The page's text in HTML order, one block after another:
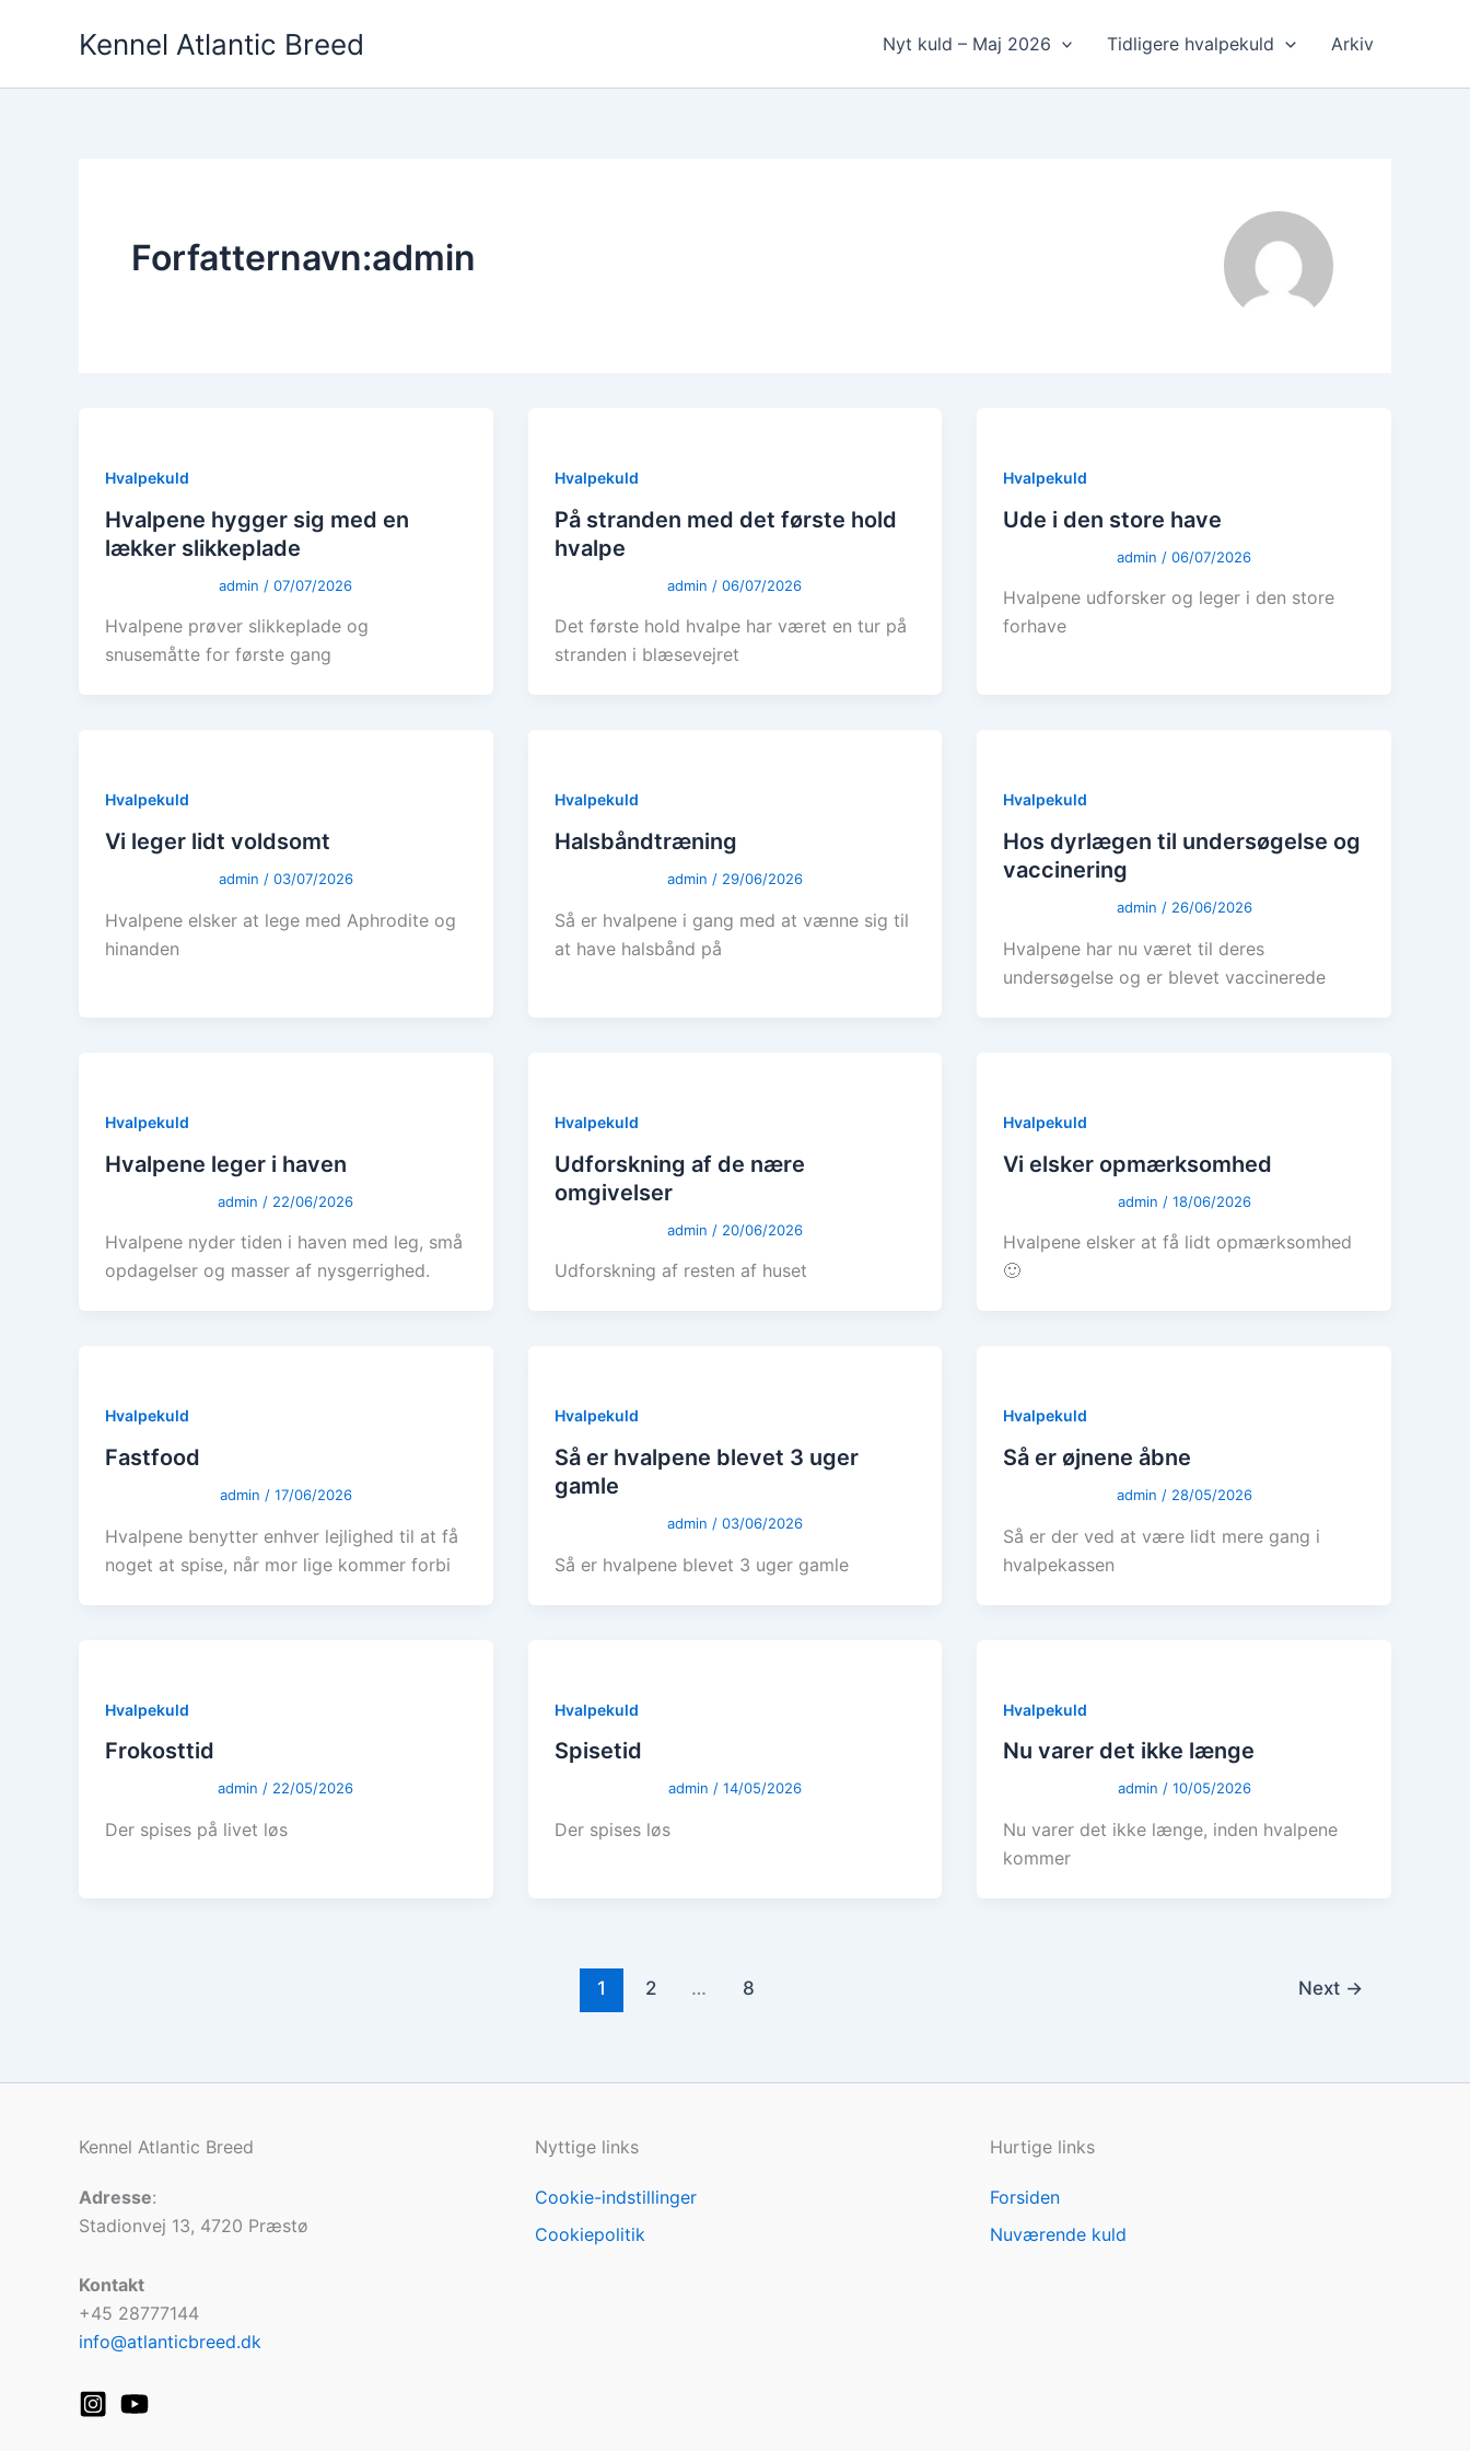
Kennel Atlantic Breed Nyt kuld – Maj 2026 Tidligere hvalpekuld Arkiv
Forfatternavn:admin
Hvalpekuld
Hvalpene hygger sig med en
lækker slikkeplade
admin /07/07/2026
Hvalpene prøver slikkeplade og
snusemåtte for første gang
Hvalpekuld
På stranden med det første hold
hvalpe
admin /06/07/2026
Det første hold hvalpe har været en tur på
stranden i blæsevejret
Hvalpekuld
Ude i den store have
admin /06/07/2026
Hvalpene udforsker og leger i den store
forhave
Hvalpekuld
Vi leger lidt voldsomt
admin / 03/07/2026
Hvalpene elsker at lege med Aphrodite og
hinanden
Hvalpekuld
Halsbåndtræning
admin / 29/06/2026
Så er hvalpene i gang med at vænne sig til
at have halsbånd på
Hvalpekuld
Hos dyrlægen til undersøgelse og
vaccinering
admin / 26/06/2026
Hvalpene har nu været til deres
undersøgelse og er blevet vaccinerede
Hvalpekuld
Hvalpene leger i haven
admin / 22/06/2026
Hvalpene nyder tiden i haven med leg, små
opdagelser og masser af nysgerrighed.
Hvalpekuld
Udforskning af de nære
omgivelser
admin / 20/06/2026
Udforskning af resten af huset
Hvalpekuld
Vi elsker opmærksomhed
admin / 18/06/2026
Hvalpene elsker at få lidt opmærksomhed
🙂
Hvalpekuld
Fastfood
admin / 17/06/2026
Hvalpene benytter enhver lejlighed til at få
noget at spise, når mor lige kommer forbi
Hvalpekuld
Så er hvalpene blevet 3 uger
gamle
admin / 03/06/2026
Så er hvalpene blevet 3 uger gamle
Hvalpekuld
Så er øjnene åbne
admin / 28/05/2026
Så er der ved at være lidt mere gang i
hvalpekassen
Hvalpekuld
Frokosttid
admin/ 22/05/2026
Der spises på livet løs
Hvalpekuld
Spisetid
admin / 14/05/2026
Der spises løs
Hvalpekuld
Nu varer det ikke længe
admin / 10/05/2026
Nu varer det ikke længe, inden hvalpene
kommer
1 2 … 8 Next →
Kennel Atlantic Breed
Adresse:
Stadionvej 13, 4720 Præstø
Kontakt
+45 28777144
info@atlanticbreed.dk
Nyttige links
Cookie-indstillinger
Cookiepolitik
Hurtige links
Forsiden
Nuværende kuld